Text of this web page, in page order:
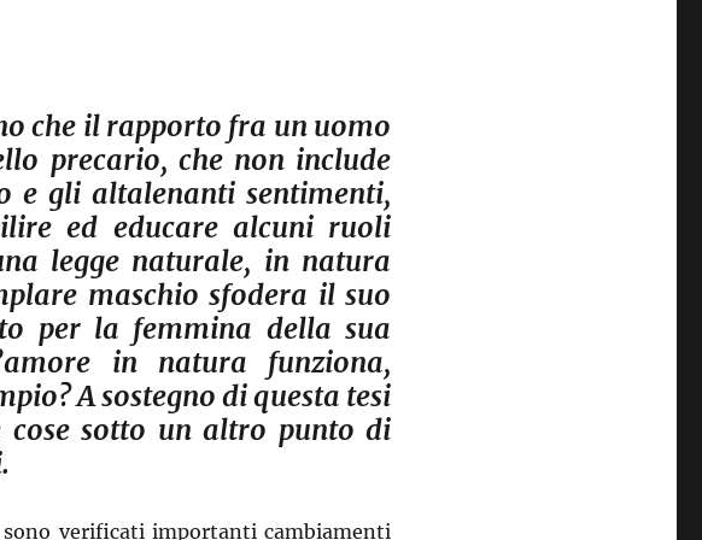
che il rapporto fra un uomo
precario, che non include
e gli altalenanti sentimenti,
ed educare alcuni ruoli
legge naturale, in natura
maschio sfodera il suo
per la femmina della sua
in natura funziona,
A sostegno di questa tesi
sotto un altro punto di
verificati importanti cambiamenti